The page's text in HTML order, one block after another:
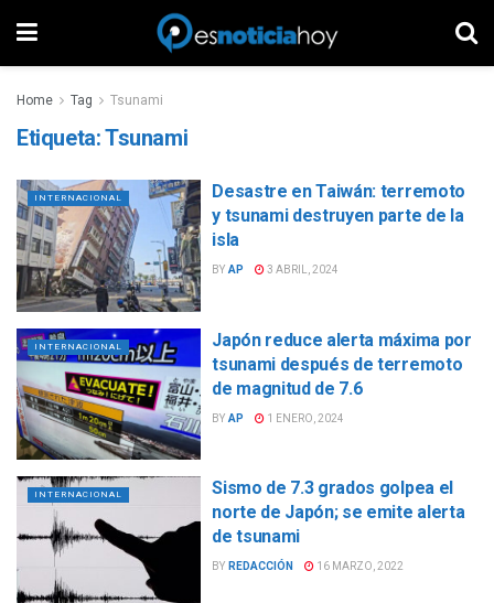
Home Tag Tsunami
Etiqueta:Tsunami
INTERNACIONAL
Desastre en Taiwán: terremoto
y tsunami destruyen parte de la
isla
BY AP 3 ABRIL, 2024
INTERNACIONAL
Japón reduce alerta máxima por
tsunami después de terremoto
de magnitud de 7.6
BY AP 1 ENERO, 2024
INTERNACIONAL
Sismo de 7.3 grados golpea el
norte de Japón; se emite alerta
de tsunami
BY REDACCIÓN 16 MARZO, 2022